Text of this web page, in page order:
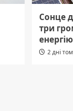
Сонце
три
2 дні